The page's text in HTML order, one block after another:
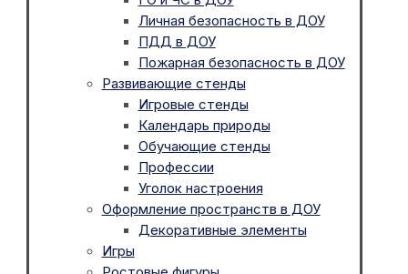
Личная безопасность в ДОУ
ПДД в ДОУ
Пожарная безопасность в ДОУ
Развивающие стенды
Игровые стенды
Календарь природы
Обучающие стенды
Профессии
Уголок настроения
Оформление пространств в ДОУ
Декоративные элементы
Игры